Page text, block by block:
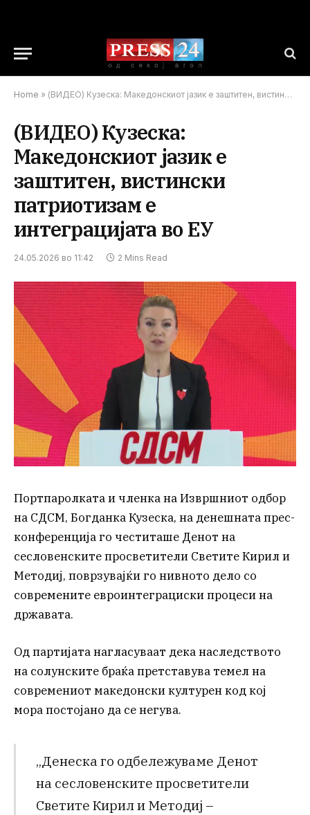
Home » (ВИДЕО) Кузеска: Македонскиот јазик е заштитен, вистински патриотизам е интеграцијата во ЕУ
(ВИДЕО) Кузеска:
Македонскиот јазик е
заштитен, вистински
патриотизам е
интеграцијата во ЕУ
24.05.2026 во 11:42 2 Mins Read
Портпаролката и членка на Извршниот одбор
на СДСМ, Богданка Кузеска, на денешната прес-
конференција го честиташе Денот на
сесловенските просветители Светите Кирил и
Методиј, поврзувајќи го нивното дело со
современите евроинтеграциски процеси на
државата.
Од партијата нагласуваат дека наследството
на солунските браќа претставува темел на
современиот македонски културен код кој
мора постојано да се негува.
„Денеска го одбележуваме Денот
на сесловенските просветители
Светите Кирил и Методиј –